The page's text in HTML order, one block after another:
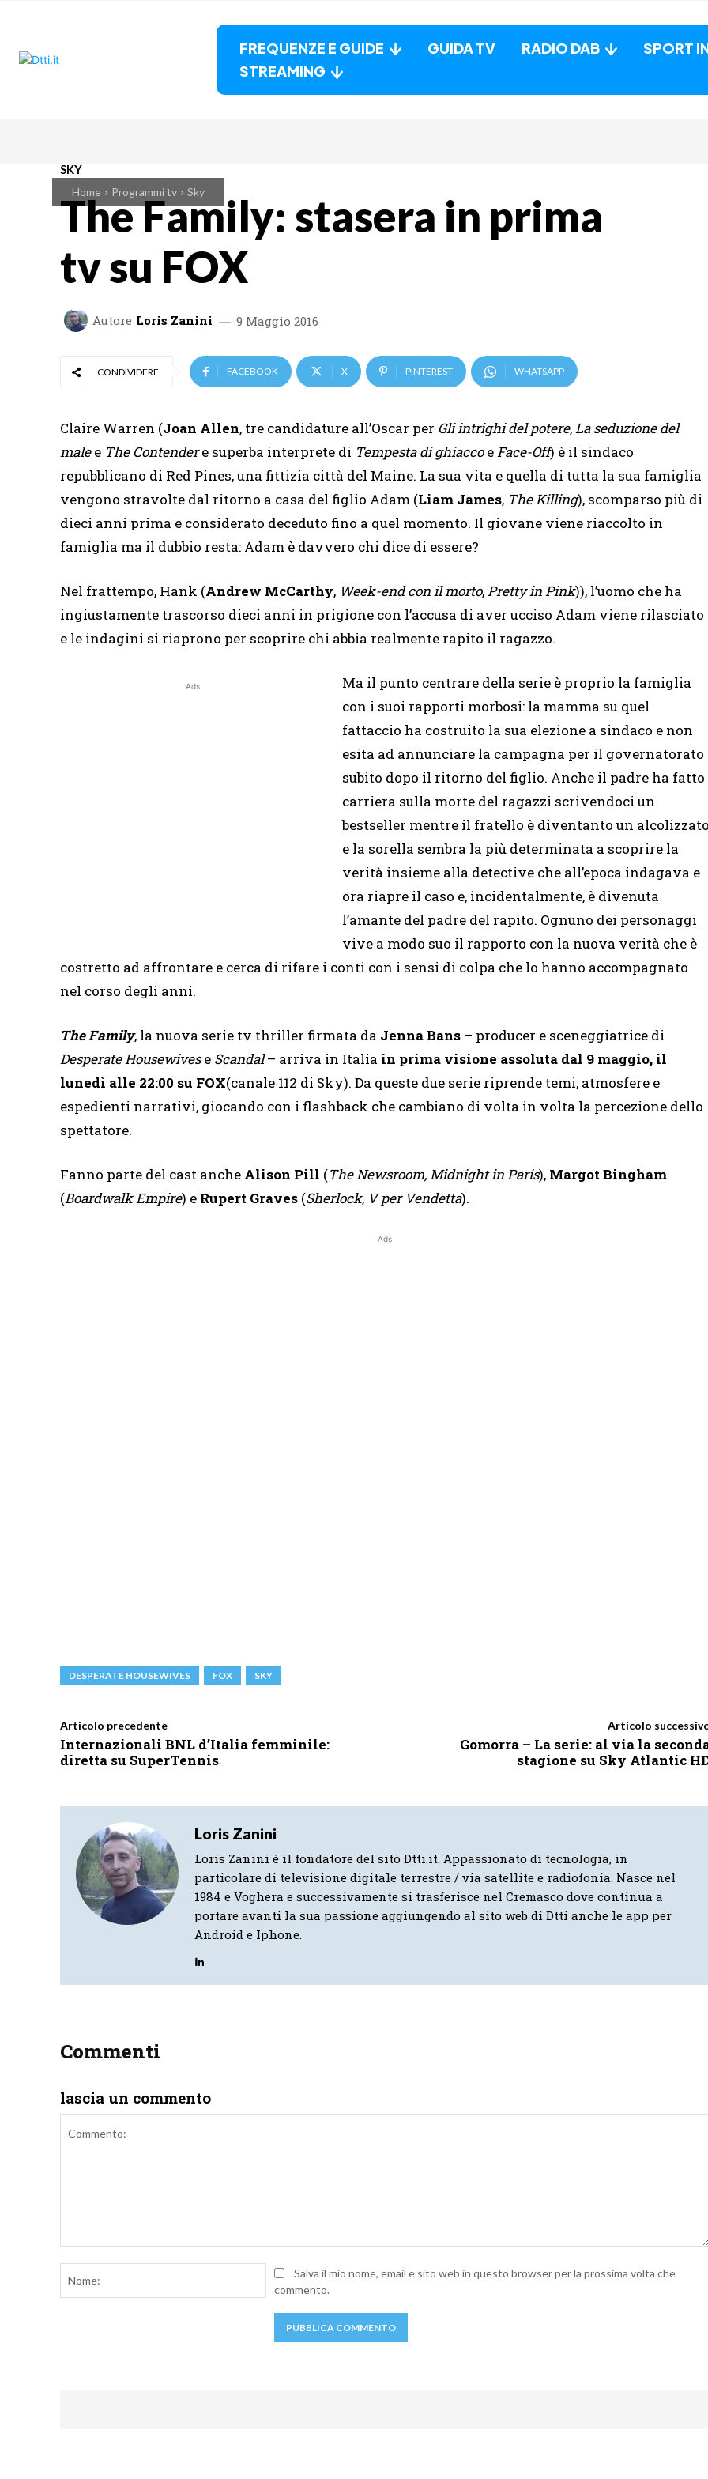
FREQUENZE E GUIDE GUIDA TV RADIO DAB SPORT
STREAMING
Home Programmi tv Sky
SKY
The Family: stasera in prima
tv su FOX
Autore Loris Zanini 9 Maggio 2016
CONDIVIDERE FACEBOOK X PINTEREST WHATSAPP
Claire Warren (Joan Allen, tre candidature all’Oscar per Gli intrighi del potere,La seduzione del
malee The Contendere superba interprete di Tempesta di ghiaccoeFace-Off) è il sindaco
repubblicano di Red Pines, una fittizia città del Maine. La sua vita e quella di tutta la sua famiglia
vengono stravolte dal ritorno a casa del figlio Adam (Liam James, The Killing), scomparso più di
dieci anni prima e considerato deceduto fino a quel momento. Il giovane viene riaccolto in
famiglia ma il dubbio resta: Adam è davvero chi dice di essere?
Nel frattempo, Hank (Andrew McCarthy, Week-end con il morto,Pretty in Pink)), l’uomo che ha
ingiustamente trascorso dieci anni in prigione con l’accusa di aver ucciso Adam viene rilasciato
e le indagini si riaprono per scoprire chi abbia realmente rapito il ragazzo.
Ads
Ma il punto centrare della serie è proprio la famiglia
con i suoi rapporti morbosi: la mamma su quel
fattaccio ha costruito la sua elezione a sindaco e non
esita ad annunciare la campagna per il governatorato
subito dopo il ritorno del figlio. Anche il padre ha fatto
carriera sulla morte del ragazzi scrivendoci un
bestseller mentre il fratello è diventanto un alcolizzato
e la sorella sembra la più determinata a scoprire la
verità insieme alla detective che all’epoca indagava e
ora riapre il caso e, incidentalmente, è divenuta
l’amante del padre del rapito. Ognuno dei personaggi
vive a modo suo il rapporto con la nuova verità che è
costretto ad affrontare e cerca di rifare i conti con i sensi di colpa che lo hanno accompagnato
nel corso degli anni.
The Family, la nuova serie tv thriller firmata da Jenna Bans – producer e sceneggiatrice di
Desperate Housewivese Scandal– arriva in Italia in prima visione assoluta dal 9 maggio, il
lunedì alle 22:00 su FOX(canale 112 di Sky). Da queste due serie riprende temi, atmosfere e
espedienti narrativi, giocando con i flashback che cambiano di volta in volta la percezione dello
spettatore.
Fanno parte del cast anche Alison Pill (The Newsroom,Midnight in Paris), Margot Bingham
(Boardwalk Empire) e Rupert Graves (Sherlock, V per Vendetta).
Ads
DESPERATE HOUSEWIVES FOX SKY
Articolo precedente
Internazionali BNL d’Italia femminile:
diretta su SuperTennis
Articolo
Gomorra – La serie: al via la
stagione su Sky Atlantic
Loris Zanini
Loris Zanini è il fondatore del sito Dtti.it. Appassionato di tecnologia, in
particolare di televisione digitale terrestre / via satellite e radiofonia. Nasce nel
1984 e Voghera e successivamente si trasferisce nel Cremasco dove continua a
portare avanti la sua passione aggiungendo al sito web di Dtti anche le app per
Android e Iphone.
Commenti
lascia un commento
Nome:Salva il mio nome, email e sito web in questo browser per la prossima volta che
commento.